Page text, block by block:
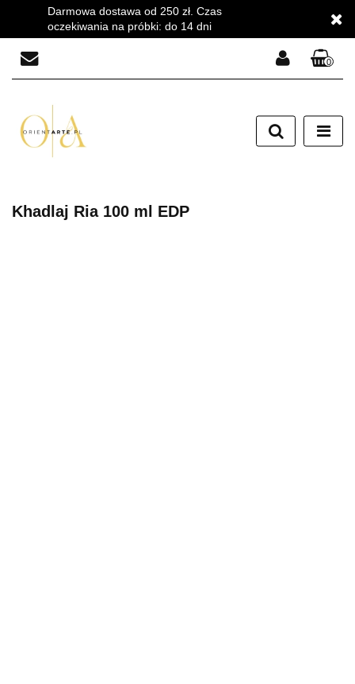
Darmowa dostawa od 250 zł. Czas
oczekiwania na próbki: do 14 dni
Zarejestruj się
Dodaj zgłoszenie
0
Khadlaj Ria 100 ml EDP